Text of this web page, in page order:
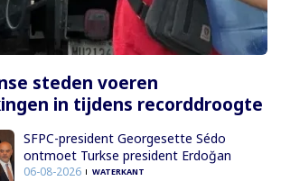
steden voeren
in tijdens recorddroogte
SFPC-president Georgesette Sédo
ontmoet Turkse president Erdoğan
06-08-2026 WATERKANT